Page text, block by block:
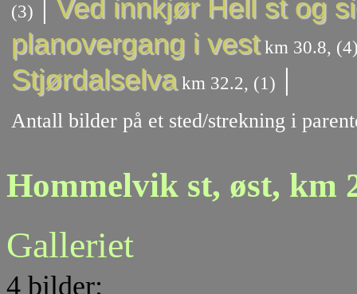
(3)
Ved innkjør Hell st og
planovergang i vestkm 30.8,
Stjørdalselvakm 32.2, (1) |
Antall bilder på et sted/strekning i
Hommelvik st, øst, km
Galleriet
4 bilder: